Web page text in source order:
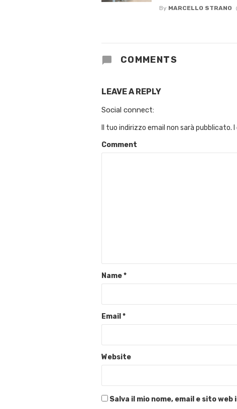
By MARCELLO STRANO
COMMENTS
LEAVE A REPLY
Social connect:
Il tuo indirizzo email non sarà pubblicato. I
Comment
Name*
Email*
Website
Salva il mio nome, email e sito